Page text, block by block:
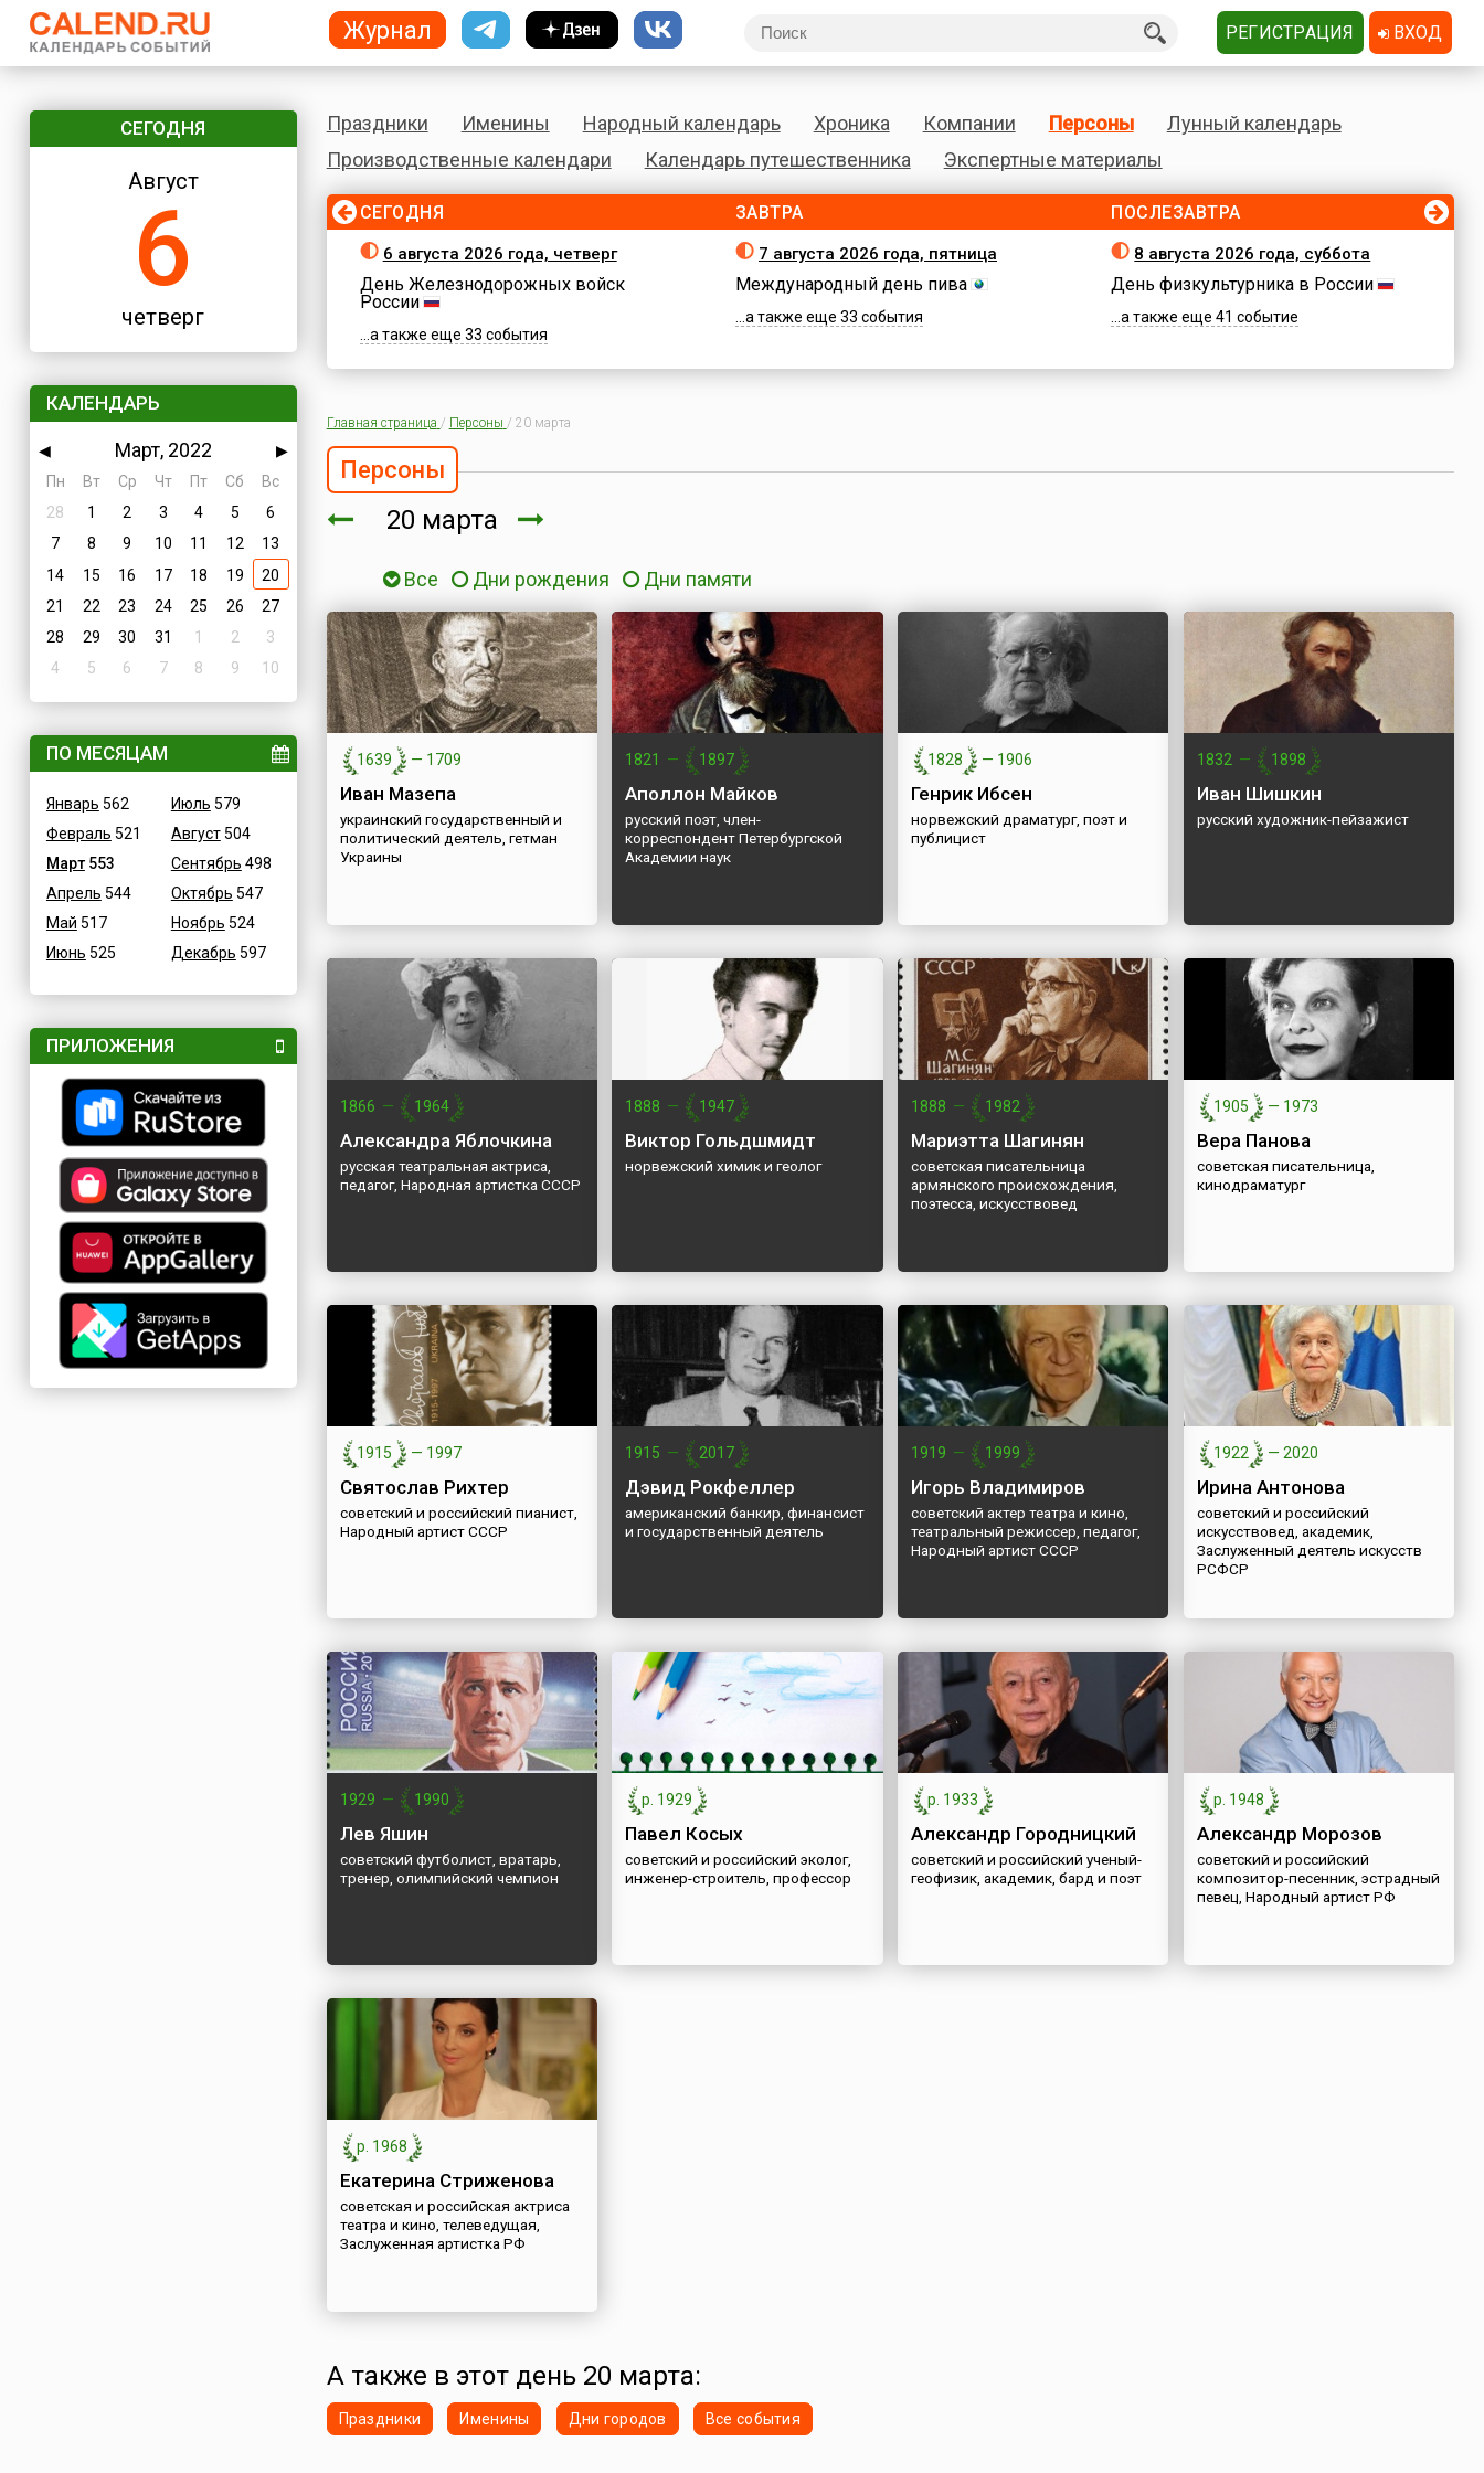
СЕГОДНЯ
Август
6
четверг
КАЛЕНДАРЬ
◀ Март, 2022
▶
Пн
Вт Ср Чт Пт Сб
Вс
28
1 2 3 4 5
6
7
8 9 10 11 12
13
14
15 16 17 18 19
20
21
22 23 24 25 26
27
28
29 30 31 1 2
3
4
5 6 7 8 9 10
ПО МЕСЯЦАМ
Январь 562
Февраль 521
Март553
Апрель 544
Май 517
Июнь 525
Июль 579
Август504
Сентябрь 498
Октябрь 547
Ноябрь 524
Декабрь 597
ПРИЛОЖЕНИЯ
Праздники Именины Народный календарь Хроника Компании Персоны
Лунный календарь
Производственные календари
Календарь путешественника Экспертные материалы
СЕГОДНЯ
6 августа 2026 года, четверг
День Железнодорожных войск
России
...а также еще 33 события
ЗАВТРА
7 августа 2026 года, пятница
Международный день пива
...а также еще 33 события
ПОСЛЕЗАВТРА
8 августа 2026 года, суббота
День физкультурника в России
...а также еще 41 событие
Главная страница / Персоны / 20 марта
Персоны
20 марта
Все Дни рождения Дни памяти
1639 — 1709
Иван Мазепа
украинский государственный и
политический деятель, гетман
Украины
1821 — 1897
Аполлон Майков
русский поэт, член-
корреспондент Петербургской
Академии наук
1828 — 1906
Генрик Ибсен
норвежский драматург, поэт и
публицист
1832 — 1898
Иван Шишкин
русский художник-пейзажист
1866 — 1964
Александра Яблочкина
русская театральная актриса,
педагог, Народная артистка СССР
1888 — 1947
Виктор Гольдшмидт
норвежский химик и геолог
1888 — 1982
Мариэтта Шагинян
советская писательница
армянского происхождения,
поэтесса, искусствовед
1905 — 1973
Вера Панова
cоветская писательница,
кинодраматург
1915 — 1997
Святослав Рихтер
советский и российский пианист,
Народный артист СССР
1915 — 2017
Дэвид Рокфеллер
американский банкир, финансист
и государственный деятель
1919 — 1999
Игорь Владимиров
советский актер театра и кино,
театральный режиссер, педагог,
Народный артист СССР
1922 — 2020
Ирина Антонова
советский и российский
искусствовед, академик,
Заслуженный деятель искусств
РСФСР
1929 — 1990
Лев Яшин
советский футболист, вратарь,
тренер, олимпийский чемпион
р. 1929
Павел Косых
советский и российский эколог,
инженер-строитель, профессор
р. 1933
Александр Городницкий
советский и российский ученый-
геофизик, академик, бард и поэт
р. 1948
Александр Морозов
советский и российский
композитор-песенник, эстрадный
певец, Народный артист РФ
р. 1968
Екатерина Стриженова
советская и российская актриса
театра и кино, телеведущая,
Заслуженная артистка РФ
А также в этот день 20 марта:
Праздники Именины Дни городов Все события
Журнал РЕГИСТРАЦИЯ ВХОД